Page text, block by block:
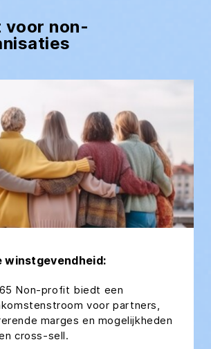
non-
winstgevendheid:
Non-profit biedt een
voor partners,
marges en mogelijkheden
cross-sell.